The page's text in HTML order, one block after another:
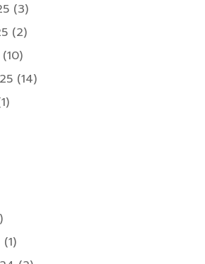
(3)
(2)
(14)
(1)